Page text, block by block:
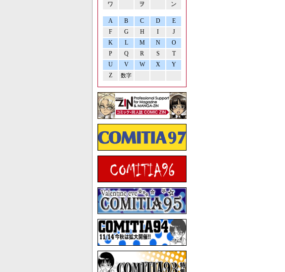
ワ
ヲ ン
A B C D
E
F
G H I
J
K
L M N
O
P
Q R S
T
U
V W X
Y
Z
数字